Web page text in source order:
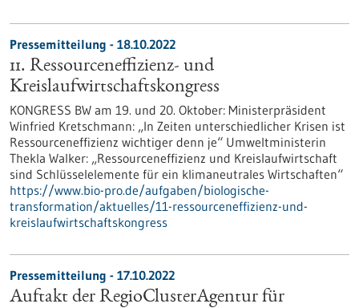
Pressemitteilung - 18.10.2022
11. Ressourceneffizienz- und
Kreislaufwirtschaftskongress
KONGRESS BW am 19. und 20. Oktober: Ministerpräsident
Winfried Kretschmann: „In Zeiten unterschiedlicher Krisen ist
Ressourceneffizienz wichtiger denn je“ Umweltministerin
Thekla Walker: „Ressourceneffizienz und Kreislaufwirtschaft
sind Schlüsselelemente für ein klimaneutrales Wirtschaften“
https://www.bio-pro.de/aufgaben/biologische-
transformation/aktuelles/11-ressourceneffizienz-und-
kreislaufwirtschaftskongress
Pressemitteilung - 17.10.2022
Auftakt der RegioClusterAgentur für